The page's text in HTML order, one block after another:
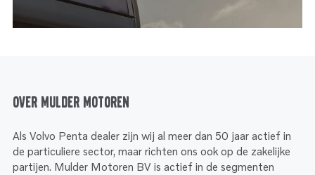
Over Mulder Motoren
Als Volvo Penta dealer zijn wij al meer dan 50 jaar actief in
de particuliere sector, maar richten ons ook op de zakelijke
partijen. Mulder Motoren BV is actief in de segmenten